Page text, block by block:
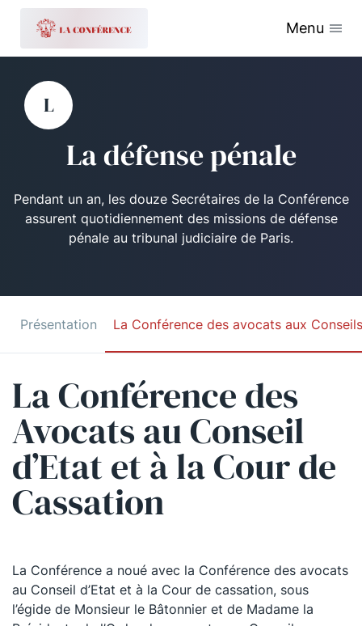
Menu
L
La défense pénale
Pendant un an, les douze Secrétaires de la Conférence
assurent quotidiennement des missions de défense
pénale au tribunal judiciaire de Paris.
Présentation La Conférence des avocats aux Conseils
La Conférence des
Avocats au Conseil
d’Etat et à la Cour de
Cassation
La Conférence a noué avec la Conférence des avocats
au Conseil d’Etat et à la Cour de cassation, sous
l’égide de Monsieur le Bâtonnier et de Madame la